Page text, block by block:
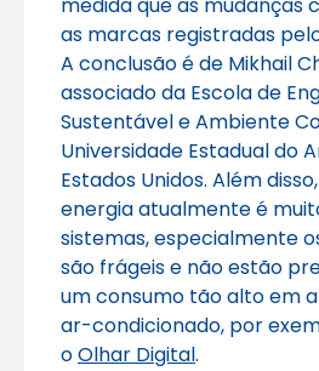
medida que as mudanças
as marcas registradas
A conclusão é de Mikhail
associado da Escola de
Sustentável e Ambiente
Universidade Estadual do
Estados Unidos. Além
energia atualmente é
sistemas, especialmente
são frágeis e não estão
um consumo tão alto em
ar-condicionado, por
oOlhar Digital.